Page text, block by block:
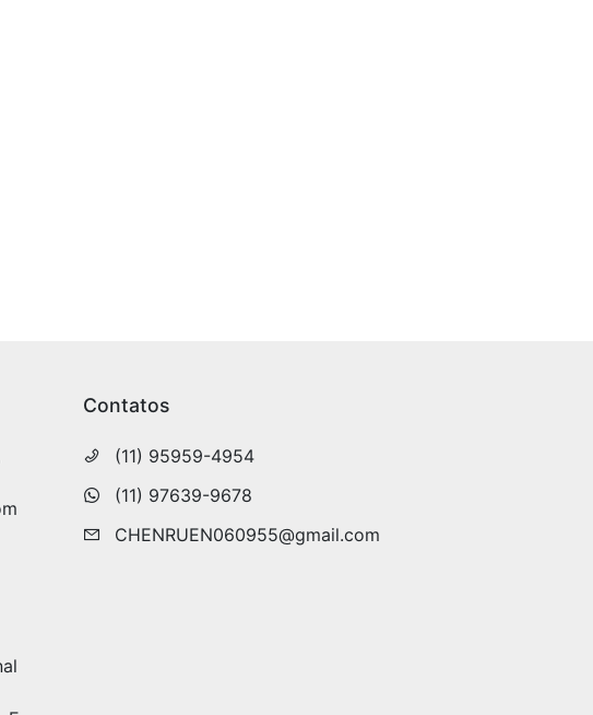
Contatos
(11) 95959-4954
(11) 97639-9678
CHENRUEN060955@gmail.com